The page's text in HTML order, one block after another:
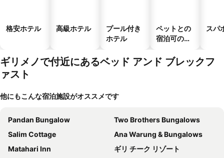
格安ホテル 高級ホテル
プール付き
ホテル
ペットとの
宿泊可のホ
スパ
ギリメノで付近にあるベッド アンド ブレックフ
ァスト
他にもこんな宿泊施設がオススメです
Pandan Bungalow
Two Brothers Bungalows
Salim Cottage
Ana Warung & Bungalows
Matahari Inn
ギリ チーク リゾート